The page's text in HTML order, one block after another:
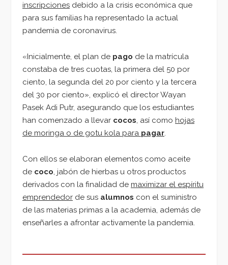
inscripciones debido a la crisis económica que
para sus familias ha representado la actual
pandemia de coronavirus.
«Inicialmente, el plan de pago de la matrícula
constaba de tres cuotas, la primera del 50 por
ciento, la segunda del 20 por ciento y la tercera
del 30 por ciento», explicó el director Wayan
Pasek Adi Putr, asegurando que los estudiantes
han comenzado a llevar cocos, así como hojas
de moringa o de gotu kola para pagar.
Con ellos se elaboran elementos como aceite
de coco, jabón de hierbas u otros productos
derivados con la finalidad de maximizar el espíritu
emprendedor de sus alumnos con el suministro
de las materias primas a la academia, además de
enseñarles a afrontar activamente la pandemia.